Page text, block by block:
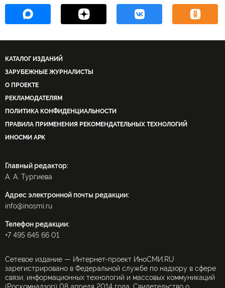
КАТАЛОГ ИЗДАНИЙ
ЗАРУБЕЖНЫЕ ЖУРНАЛИСТЫ
О ПРОЕКТЕ
РЕКЛАМОДАТЕЛЯМ
ПОЛИТИКА КОНФИДЕНЦИАЛЬНОСТИ
ПРАВИЛА ПРИМЕНЕНИЯ РЕКОМЕНДАТЕЛЬНЫХ ТЕХНОЛОГИЙ
ИНОСМИ APK
Главный редактор:
А. А. Тургиева
Адрес электронной почты редакции:
info@inosmi.ru
Телефон редакции:
+7 495 645 66 01
Сетевое издание — Интернет-проект ИноСМИ.RU
зарегистрировано в Федеральной службе по надзору в сфере
связи, информационных технологий и массовых коммуникаций